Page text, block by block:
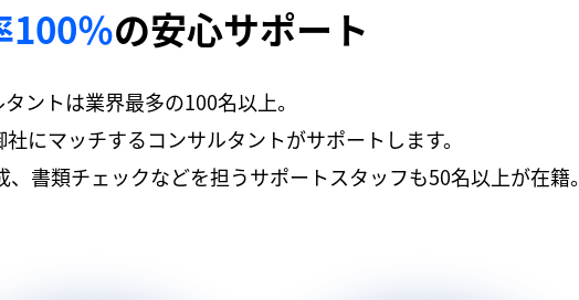
100％の安心サポート
ントは業界最多の100名以上。
にマッチするコンサルタントがサポートします。
書類チェックなどを担うサポートスタッフも50名以上が在籍。